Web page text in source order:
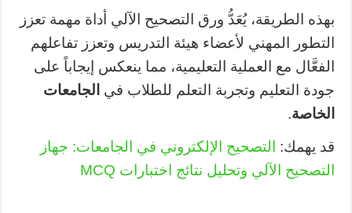
بهذه الطريقة، يُعَدُّ ورق التصحيح الآلي أداة مهمة تعزز
التطور المهني لأعضاء هيئة التدريس وتعزز تفاعلهم
الفعَّال مع العملية التعليمية، مما ينعكس إيجاباً على
جودة التعليم وتجربة التعلم للطلاب في الجامعات
الخاصة.
قد يهمك:
التصحيح الإلكتروني في الجامعات: جهاز
التصحيح الآلي وتحليل نتائج اختبارات MCQ